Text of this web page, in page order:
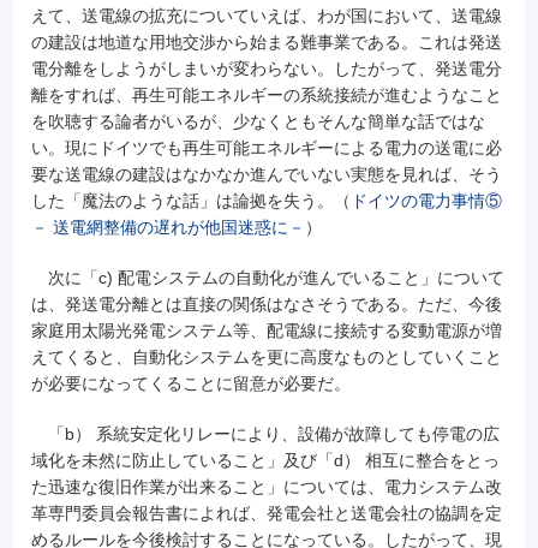
えて、送電線の拡充についていえば、わが国において、送電線
の建設は地道な用地交渉から始まる難事業である。これは発送
電分離をしようがしまいが変わらない。したがって、発送電分
離をすれば、再生可能エネルギーの系統接続が進むようなこと
を吹聴する論者がいるが、少なくともそんな簡単な話ではな
い。現にドイツでも再生可能エネルギーによる電力の送電に必
要な送電線の建設はなかなか進んでいない実態を見れば、そう
した「魔法のような話」は論拠を失う。（ ドイツの電力事情⑤
－ 送電網整備の遅れが他国迷惑に－ ）
次に「c) 配電システムの自動化が進んでいること」について
は、発送電分離とは直接の関係はなさそうである。ただ、今後
家庭用太陽光発電システム等、配電線に接続する変動電源が増
えてくると、自動化システムを更に高度なものとしていくこと
が必要になってくることに留意が必要だ。
「b） 系統安定化リレーにより、設備が故障しても停電の広
域化を未然に防止していること」及び「d） 相互に整合をとっ
た迅速な復旧作業が出来ること」については、電力システム改
革専門委員会報告書によれば、発電会社と送電会社の協調を定
めるルールを今後検討することになっている。したがって、現